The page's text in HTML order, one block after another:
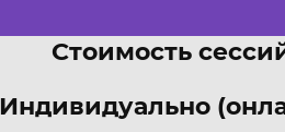
Стоимость
Индивидуально